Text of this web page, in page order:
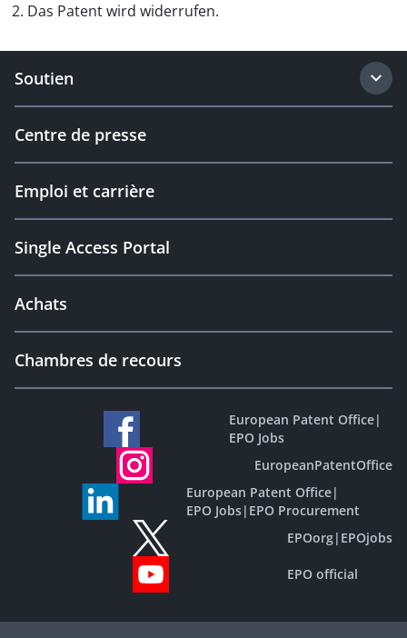
2. Das Patent wird widerrufen.
Soutien
Centre de presse
Emploi et carrière
Single Access Portal
Achats
Chambres de recours
European Patent Office|
EPO Jobs
EuropeanPatentOffice
European Patent Office|
EPO Jobs| EPO Procurement
EPOorg| EPOjobs
EPO official